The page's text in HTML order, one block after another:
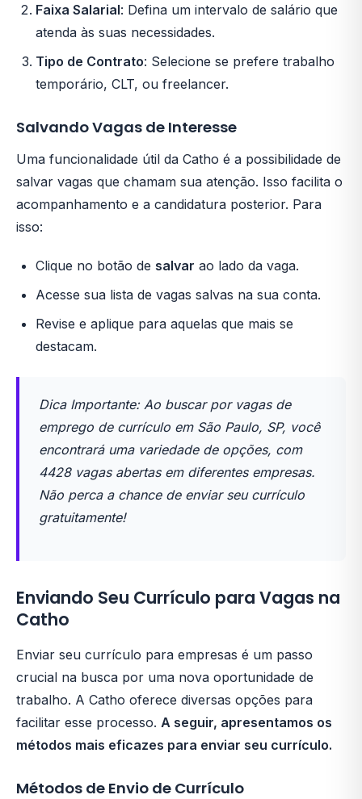
Faixa Salarial: Defina um intervalo de salário que
atenda às suas necessidades.
Tipo de Contrato: Selecione se prefere trabalho
temporário, CLT, ou freelancer.
Salvando Vagas de Interesse
Uma funcionalidade útil da Catho é a possibilidade de
salvar vagas que chamam sua atenção. Isso facilita o
acompanhamento e a candidatura posterior. Para
isso:
Clique no botão de salvar ao lado da vaga.
Acesse sua lista de vagas salvas na sua conta.
Revise e aplique para aquelas que mais se
destacam.
Dica Importante: Ao buscar por vagas de
emprego de currículo em São Paulo, SP, você
encontrará uma variedade de opções, com
4428 vagas abertas em diferentes empresas.
Não perca a chance de enviar seu currículo
gratuitamente!
Enviando Seu Currículo para Vagas na
Catho
Enviar seu currículo para empresas é um passo
crucial na busca por uma nova oportunidade de
trabalho. A Catho oferece diversas opções para
facilitar esse processo. A seguir, apresentamos os
métodos mais eficazes para enviar seu currículo.
Métodos de Envio de Currículo